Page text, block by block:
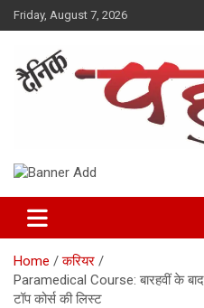
Skip
to
Friday, August 7, 2026
Dainik Pahuna
Home
करियर
Paramedical Course: बारहवीं के बाद
टॉप कोर्स की लिस्ट